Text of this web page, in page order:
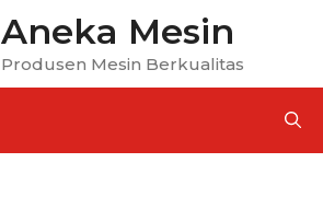
Aneka Mesin
Produsen Mesin Berkualitas